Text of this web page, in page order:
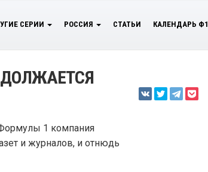
СЕРИИ РОССИЯ СТАТЬИ КАЛЕНДАРЬ Ф1
Формулы 1 компания
и журналов, и отнюдь